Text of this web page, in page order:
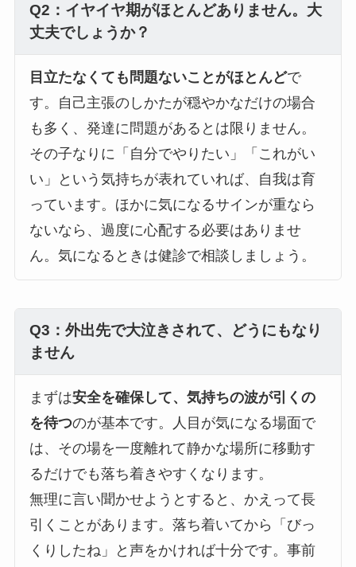
Q2：イヤイヤ期がほとんどありません。大
丈夫でしょうか？
目立たなくても問題ないことがほとんどで
す。自己主張のしかたが穏やかなだけの場合
も多く、発達に問題があるとは限りません。
その子なりに「自分でやりたい」「これがい
い」という気持ちが表れていれば、自我は育
っています。ほかに気になるサインが重なら
ないなら、過度に心配する必要はありませ
ん。気になるときは健診で相談しましょう。
Q3：外出先で大泣きされて、どうにもなり
ません
まずは安全を確保して、気持ちの波が引くの
を待つのが基本です。人目が気になる場面で
は、その場を一度離れて静かな場所に移動す
るだけでも落ち着きやすくなります。
無理に言い聞かせようとすると、かえって長
引くことがあります。落ち着いてから「びっ
くりしたね」と声をかければ十分です。事前